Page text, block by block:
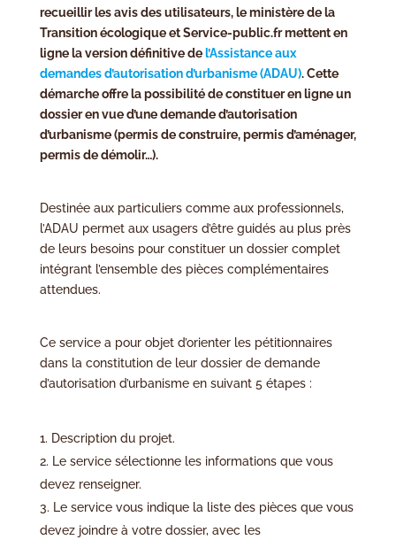
recueillir les avis des utilisateurs, le ministère de la
Transition écologique et Service-public.fr mettent en
ligne la version définitive de l’Assistance aux
demandes d’autorisation d’urbanisme (ADAU). Cette
démarche offre la possibilité de constituer en ligne un
dossier en vue d’une demande d’autorisation
d’urbanisme (permis de construire, permis d’aménager,
permis de démolir…).
Destinée aux particuliers comme aux professionnels,
l’ADAU permet aux usagers d’être guidés au plus près
de leurs besoins pour constituer un dossier complet
intégrant l’ensemble des pièces complémentaires
attendues.
Ce service a pour objet d’orienter les pétitionnaires
dans la constitution de leur dossier de demande
d’autorisation d’urbanisme en suivant 5 étapes :
Description du projet.
Le service sélectionne les informations que vous
devez renseigner.
Le service vous indique la liste des pièces que vous
devez joindre à votre dossier, avec les